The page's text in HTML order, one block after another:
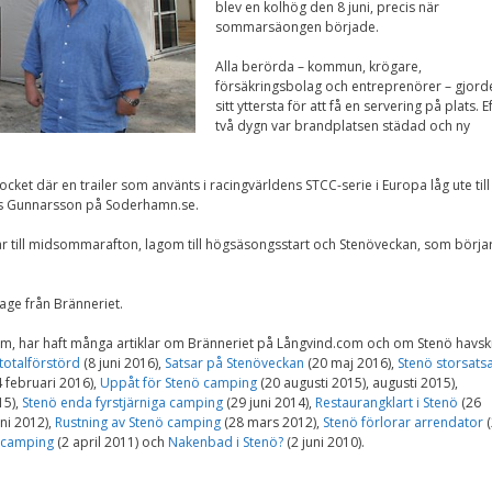
blev en kolhög den 8 juni, precis när
sommarsäongen började.
Alla berörda – kommun, krögare,
försäkringsbolag och entreprenörer –
sitt yttersta för att få en servering på plats.
två dygn var brandplatsen städad och ny
där en trailer som använts i racingvärldens STCC-serie i Europa låg ute till
på Soderhamn.se.
till midsommarafton, lagom till högsäsongsstart och Stenöveckan, som
från Bränneriet.
har haft många artiklar om Bränneriet på Långvind.com och om Stenö
(8 juni 2016), Satsar på Stenöveckan (20 maj 2016), Stenö
2016), Uppåt för Stenö camping(20 augusti 2015), augusti 2015),
Stenö enda fyrstjärniga camping(29 juni 2014), Restaurangklart i Stenö (26
2012), Rustning av Stenö camping(28 mars 2012), Stenö förlorar arrendator
(2 april 2011) och Nakenbad i Stenö?(2 juni 2010).
För att vår
hemsida ska
prestera så bra
som möjligt
under ditt
besök. Om du
nekar de här
funktionalitet
hemsidan.
Genom att dela med
dig av dina intressen
och ditt beteende när
du surfar ökar du
chansen att få se
personligt anpassat
innehåll och